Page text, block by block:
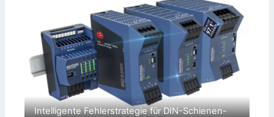
Intelligente Fehlerstrategie für DIN-Schienen-